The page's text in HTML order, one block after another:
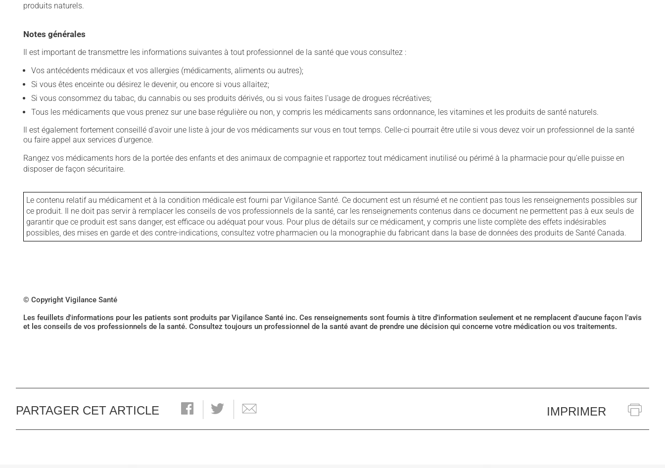
produits naturels.
Notes générales
Il est important de transmettre les informations suivantes à tout professionnel de la santé que vous consultez :
Vos antécédents médicaux et vos allergies (médicaments, aliments ou autres);
Si vous êtes enceinte ou désirez le devenir, ou encore si vous allaitez;
Si vous consommez du tabac, du cannabis ou ses produits dérivés, ou si vous faites l'usage de drogues récréatives;
Tous les médicaments que vous prenez sur une base régulière ou non, y compris les médicaments sans ordonnance, les vitamines et les produits de santé naturels.
Il est également fortement conseillé d'avoir une liste à jour de vos médicaments sur vous en tout temps. Celle-ci pourrait être utile si vous devez voir un professionnel de la santé
ou faire appel aux services d'urgence.
Rangez vos médicaments hors de la portée des enfants et des animaux de compagnie et rapportez tout médicament inutilisé ou périmé à la pharmacie pour qu'elle puisse en
disposer de façon sécuritaire.
Le contenu relatif au médicament et à la condition médicale est fourni par Vigilance Santé. Ce document est un résumé et ne contient pas tous les renseignements possibles sur
ce produit. Il ne doit pas servir à remplacer les conseils de vos professionnels de la santé, car les renseignements contenus dans ce document ne permettent pas à eux seuls de
garantir que ce produit est sans danger, est efficace ou adéquat pour vous. Pour plus de détails sur ce médicament, y compris une liste complète des effets indésirables
possibles, des mises en garde et des contre-indications, consultez votre pharmacien ou la monographie du fabricant dans la base de données des produits de Santé Canada.
© Copyright Vigilance Santé
Les feuillets d'informations pour les patients sont produits par Vigilance Santé inc. Ces renseignements sont fournis à titre d’information seulement et ne remplacent d’aucune façon l’avis
et les conseils de vos professionnels de la santé. Consultez toujours un professionnel de la santé avant de prendre une décision qui concerne votre médication ou vos traitements.
PARTAGER CET ARTICLE IMPRIMER